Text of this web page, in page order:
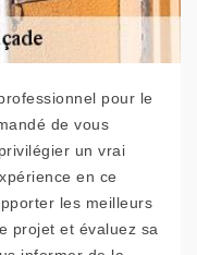
pour le
de vous
un vrai
en ce
les meilleurs
projet et évaluez sa